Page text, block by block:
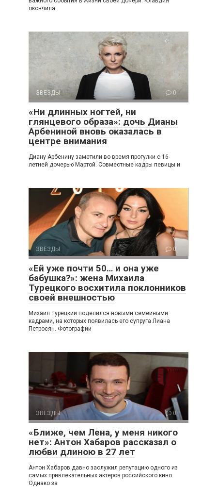
окончила
ЗВЕЗДЫ 0
«Ни длинных ногтей, ни
глянцевого образа»: дочь Дианы
Арбениной вновь оказалась в
центре внимания
Диану Арбенину заметили во время прогулки с 16-
летней дочерью Мартой. Совместные кадры певицы и
ЗВЕЗДЫ 0
«Ей уже почти 50… и она уже
бабушка?»: жена Михаила
Турецкого восхитила поклонников
своей внешностью
Михаил Турецкий поделился новыми семейными
кадрами, на которых появилась его супруга Лиана
Петросян. Фотографии
ЗВЕЗДЫ 0
«Ближе, чем Лена, у меня никого
нет»: Антон Хабаров рассказал о
любви длиною в 27 лет
Антон Хабаров давно заслужил репутацию одного из
самых привлекательных актеров российского кино.
Однако за